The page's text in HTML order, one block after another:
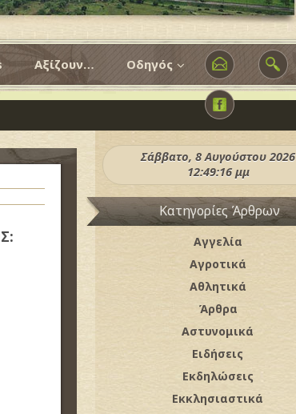
Αξίζουν… Οδηγός
Σάββατο, 8 Αυγούστου 2026
12:49:20 μμ
Κατηγορίες Άρθρων
Αγγελία
Αγροτικά
Αθλητικά
Άρθρα
Αστυνομικά
Ειδήσεις
Εκδηλώσεις
Εκκλησιαστικά